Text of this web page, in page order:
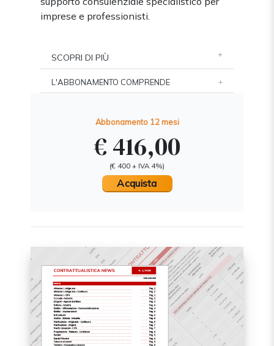
imprese e professionisti.
SCOPRI DI PIÙ
L'ABBONAMENTO COMPRENDE
Abbonamento 12 mesi
€ 416,00
(€ 400 + IVA 4%)
Acquista